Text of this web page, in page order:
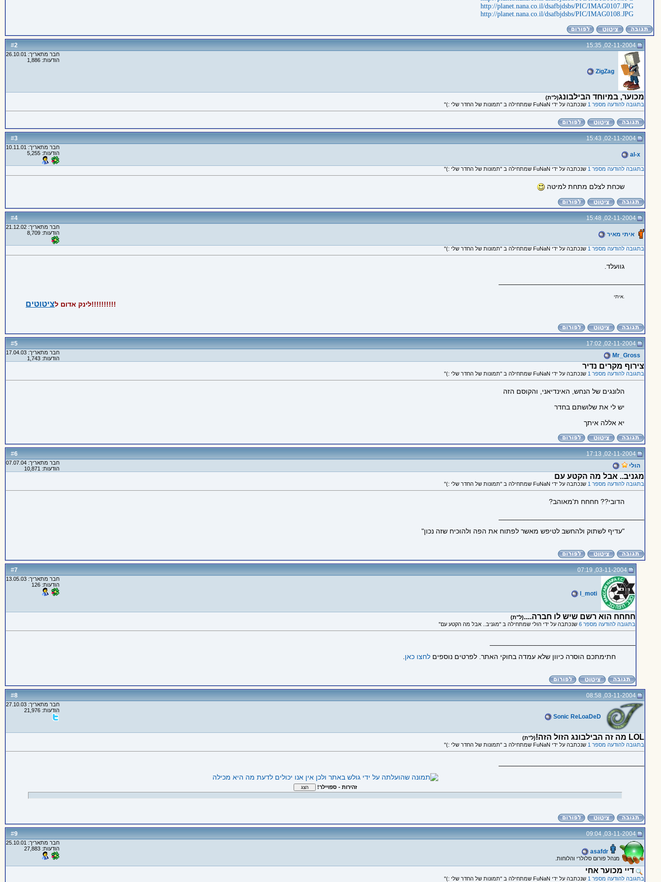
http://planet.nana.co.il/dsafbjdsbs/PIC/IMAG0107.JPG
http://planet.nana.co.il/dsafbjdsbs/PIC/IMAG0108.JPG
#
2 02-11-2004, 15:35
ZigZag
חבר מתאריך: 26.10.01
הודעות: 1,886
מכוער, במיוחד הבילבונג(ל"ת)
בתגובה להודעה מספר 1
שנכתבה על ידי FuNaN שמתחילה ב "תמונות של החדר שלי :)"
#
3 02-11-2004, 15:43
al-x
חבר מתאריך: 10.11.01
הודעות: 5,255
בתגובה להודעה מספר 1 שנכתבה על ידי FuNaN שמתחילה ב "תמונות של החדר שלי :)"
שכחת לצלם מתחת למיטה
#
4 02-11-2004, 15:48
איתי מאיר
חבר מתאריך: 21.12.02
הודעות: 8,709
בתגובה להודעה מספר 1 שנכתבה על ידי FuNaN שמתחילה ב "תמונות של החדר שלי :)"
גוועלד.
לינק אדום לציטוטים !!!!!!!!!!
#
5
02-11-2004, 17:02
Mr_Gross
חבר מתאריך: 17.04.03
הודעות: 1,743
צירוף מקרים נדיר
בתגובה להודעה מספר 1 שנכתבה על ידי FuNaN שמתחילה ב "תמונות של החדר שלי :)"
הלונגים של הנחש, האינדיאני, והקוסם הזה
יש לי את שלושתם בחדר
יא אללה איתך
#
6
02-11-2004, 17:13
הולי
חבר מתאריך: 07.07.04
הודעות: 10,871
מגניב.. אבל מה הקטע עם
בתגובה להודעה מספר 1 שנכתבה על ידי FuNaN שמתחילה ב "תמונות של החדר שלי :)"
הדובי?? חחחח ת'מאוהב?
"עדיף לשתוק ולהחשב לטיפש מאשר לפתוח את הפה ולהוכיח שזה נכון"
#
7 03-11-2004, 07:19
l_moti
חבר מתאריך: 13.05.03
הודעות: 126
חחחח הוא רשם שיש לו חברה....(ל"ת)
בתגובה להודעה מספר 6
שנכתבה על ידי הולי שמתחילה ב "מגניב.. אבל מה הקטע עם"
חתימתכם הוסרה כיוון שלא עמדה בחוקי האתר. לפרטים נוספים לחצו כאן
#
8 03-11-2004, 08:58
Sonic ReLoaDeD
חבר מתאריך: 27.10.03
הודעות: 21,976
LOL מה זה הבילבונג הזול הזה!
(ל"ת)
בתגובה להודעה מספר 1
שנכתבה על ידי FuNaN שמתחילה ב "תמונות של החדר שלי :)"
זהירות - ספויילר!
#
9 03-11-2004, 09:04
asafdr
מנהל פורום סלולרי והלוחות.
חבר מתאריך: 25.10.01
הודעות: 27,883
דיי מכוער אחי
בתגובה להודעה מספר 1 שנכתבה על ידי FuNaN שמתחילה ב "תמונות של החדר שלי :)"